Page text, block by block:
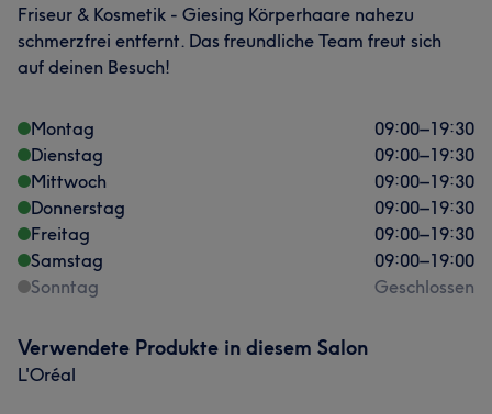
Friseur & Kosmetik - Giesing Körperhaare nahezu
schmerzfrei entfernt. Das freundliche Team freut sich
auf deinen Besuch!
Montag 09:00–19:30
Dienstag
09:00–19:30
Mittwoch
09:00–19:30
Donnerstag
09:00–19:30
Freitag
09:00–19:30
Samstag
09:00–19:00
Sonntag
Geschlossen
Verwendete Produkte in diesem Salon
L'Oréal